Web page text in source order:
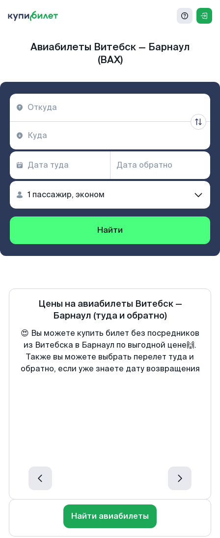
Авиабилеты Витебск — Барнаул
(BAX)
Найти
Цены на авиабилеты Витебск—
Барнаул (туда и обратно)
😍 Вы можете купить билет без посредников
из Витебска в Барнаул по выгодной цене🙌.
Также вы можете выбрать перелет туда и
обратно, если уже знаете дату возвращения
Найти авиабилеты